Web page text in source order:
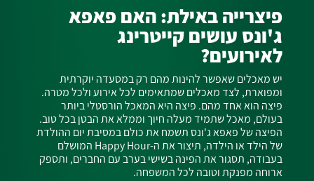
פיצרייה באילת: האם פאפא
ג'ונס עושים קייטרינג
לאירועים?
יש מאכלים שאפשר להינות מהם רק במסעדה יוקרתית
ומפוארת, לצד מאכלים שמתאימים לכל אירוע ולכל מטרה.
פיצה הוא אחד מהם. פיצה היא המאכל הורסטלי ביותר
בעולם, מאכל שתמיד מעלה חיוך וממלא את הבטן בכל טוב.
הפיצה של פאפא ג'ונס תשמח את כולם במסיבת יום ההולדת
של הילד או הילדה, תיצור את ה-Happy Hour המושלם
בעבודה, תסגור את הפינה בשישי בערב עם החברים, ותספק
ארוחה מפנקת וטובה לכל המשפחה.